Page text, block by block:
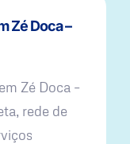
Zé Doca –
Zé Doca –
rede de